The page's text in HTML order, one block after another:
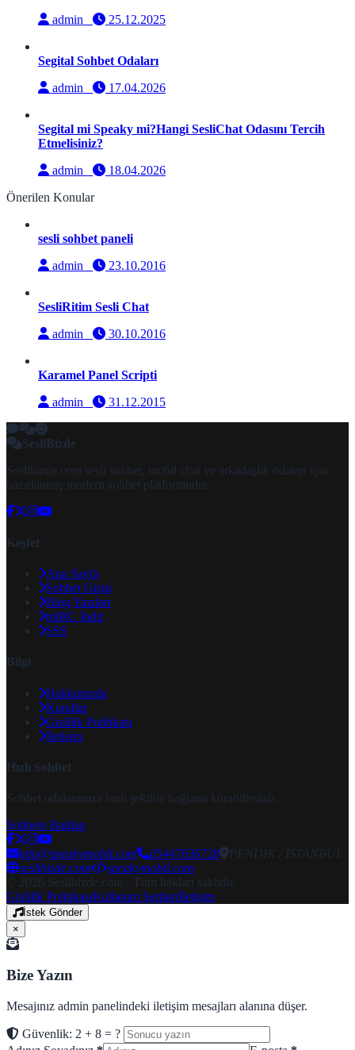
admin
25.12.2025
Segital Sohbet Odaları
admin
17.04.2026
Segital mi Speaky mi?Hangi SesliChat Odasını Tercih
Etmelisiniz?
admin
18.04.2026
Önerilen Konular
sesli sohbet paneli
admin
23.10.2016
SesliRitim Sesli Chat
admin
30.10.2016
Karamel Panel Scripti
admin
31.12.2015
SesliBizde
Seslibizde.com sesli sohbet, mobil chat ve arkadaşlık odaları için
hazırlanmış modern sohbet platformudur.
Keşfet
Ana Sayfa
Sohbet Girişi
Blog Yazıları
mIRC İndir
SSS
Bilgi
Hakkımızda
Kurallar
Gizlilik Politikası
İletişim
Hızlı Sohbet
Sohbet odalarımıza hızlı şekilde bağlantı kurabilirsiniz.
Sohbete Bağlan
info@speakymobil.com 05447636728
PENDİK / İSTANBUL
seslibizde.com
speakymobil.com
© 2026 Seslibizde.com - Tüm hakları saklıdır.
Gizlilik PolitikasıKullanım Şartlarıİletişim
İstek Gönder
×
Bize Yazın
Mesajınız admin panelindeki iletişim mesajları alanına düşer.
Güvenlik: 2 + 8 = ?